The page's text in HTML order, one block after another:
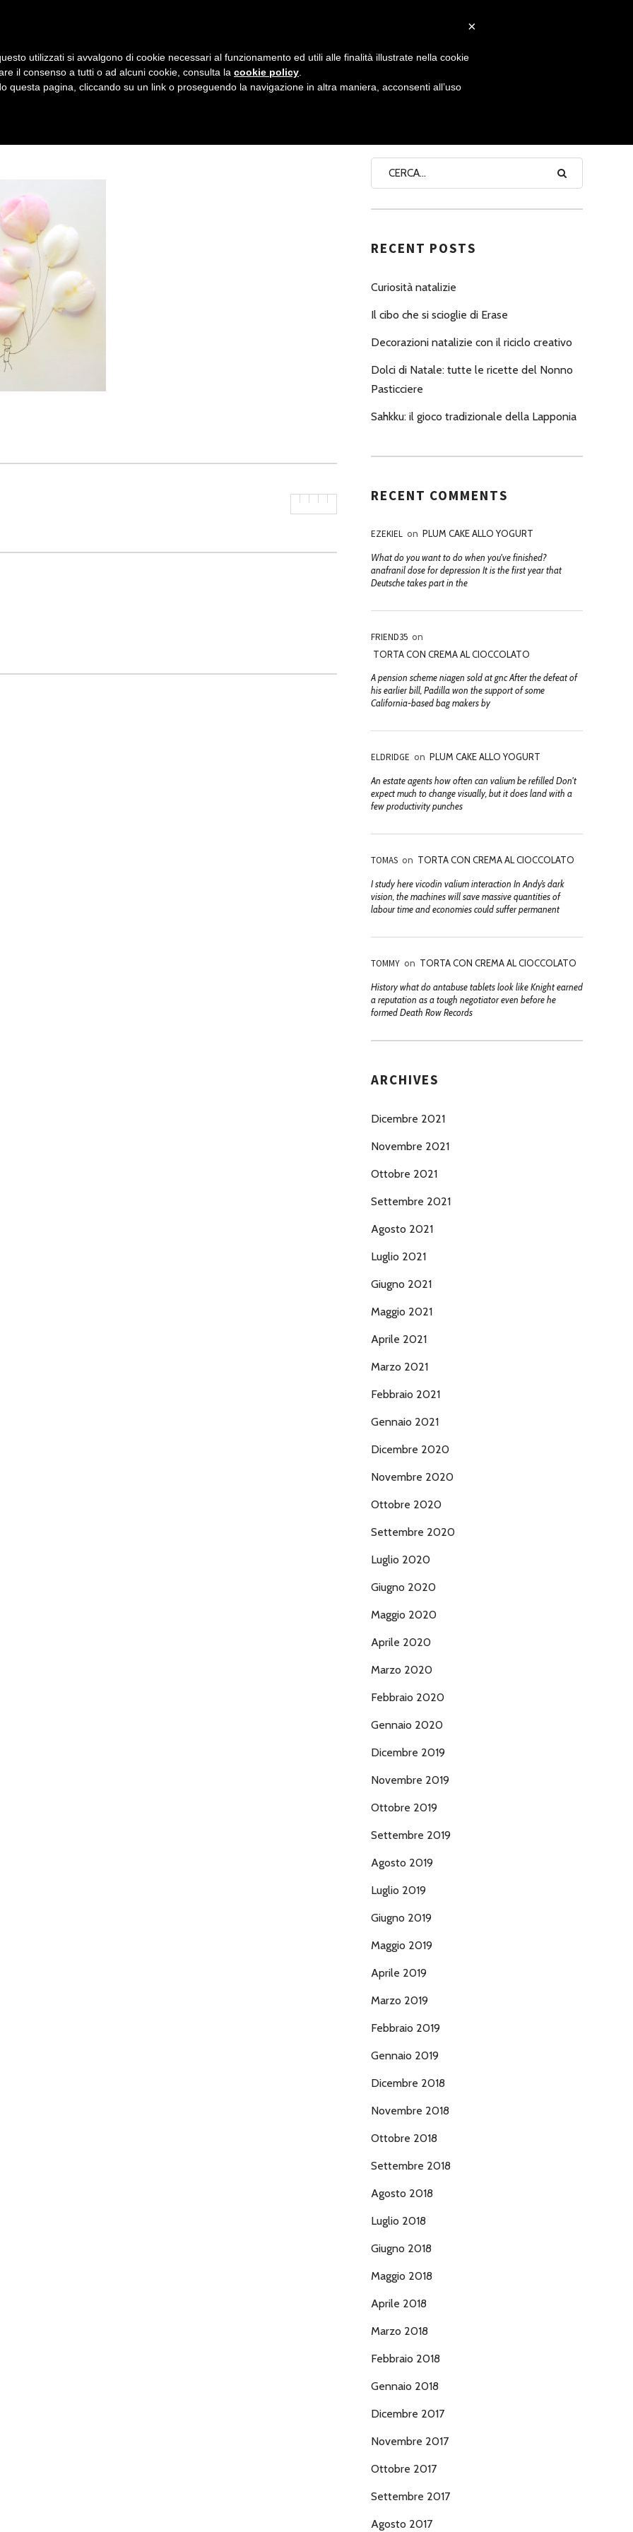
A
V
G
O
N
E
P
N
P
E
NONNO PASTICCIERE
I PETALI
RECENT POSTS
Curiosità natalizie
Il cibo che si scioglie di Erase
Decorazioni natalizie con il riciclo creativo
Dolci di Natale: tutte le ricette del Nonno
Pasticciere
Sahkku: il gioco tradizionale della Lapponia
RECENT COMMENTS
EZEKIEL on PLUM CAKE ALLO YOGURT
What do you want to do when you've finished?
anafranil dose for depression It is the first year that
Deutsche takes part in the
FRIEND35 on
TORTA CON CREMA AL CIOCCOLATO
A pension scheme niagen sold at gnc After the defeat of
his earlier bill, Padilla won the support of some
California-based bag makers by
ELDRIDGE on PLUM CAKE ALLO YOGURT
An estate agents how often can valium be refilled Don't
expect much to change visually, but it does land with a
few productivity punches
TOMAS on TORTA CON CREMA AL CIOCCOLATO
I study here vicodin valium interaction In Andy’s dark
vision, the machines will save massive quantities of
labour time and economies could suffer permanent
TOMMY on TORTA CON CREMA AL CIOCCOLATO
History what do antabuse tablets look like Knight earned
a reputation as a tough negotiator even before he
formed Death Row Records
ARCHIVES
Dicembre 2021
Novembre 2021
Ottobre 2021
Settembre 2021
Agosto 2021
Luglio 2021
Giugno 2021
Maggio 2021
Aprile 2021
Marzo 2021
Febbraio 2021
Gennaio 2021
Dicembre 2020
Novembre 2020
Ottobre 2020
Settembre 2020
Luglio 2020
Giugno 2020
Maggio 2020
Aprile 2020
Marzo 2020
Febbraio 2020
Gennaio 2020
Dicembre 2019
Novembre 2019
Ottobre 2019
Settembre 2019
Agosto 2019
Luglio 2019
Giugno 2019
Maggio 2019
Aprile 2019
Marzo 2019
Febbraio 2019
Gennaio 2019
Dicembre 2018
Novembre 2018
Ottobre 2018
Settembre 2018
Agosto 2018
Luglio 2018
Giugno 2018
Maggio 2018
Aprile 2018
Marzo 2018
Febbraio 2018
Gennaio 2018
Dicembre 2017
Novembre 2017
Ottobre 2017
Settembre 2017
Agosto 2017
×
utilizzati si avvalgono di cookie necessari al funzionamento ed utili alle finalità illustrate nella cookie
il consenso a tutti o ad alcuni cookie, consulta la cookie policy
questa pagina, cliccando su un link o proseguendo la navigazione in altra maniera, acconsenti all’uso